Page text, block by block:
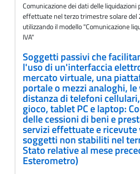
Comunicazione dei dati delle liquidazioni
effettuate nel terzo trimestre solare
utilizzando il modello "Comunicazione
IVA"
Soggetti passivi che
l'uso di un'interfaccia
mercato virtuale, una
portale o mezzi analoghi,
distanza di telefoni
gioco, tablet PC e laptop:
delle cessioni di beni e
servizi effettuate e ricevute
soggetti non stabiliti nel
Stato relative al mese
Esterometro)